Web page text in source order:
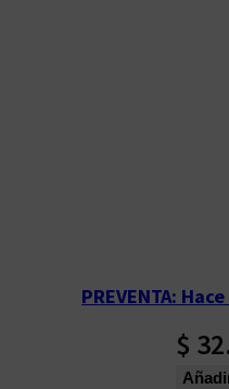
PREVENTA:
$